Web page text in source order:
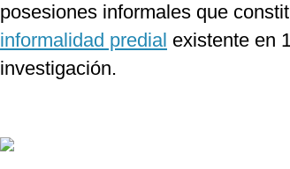
posesiones informales que
informalidad predial existente en
investigación.